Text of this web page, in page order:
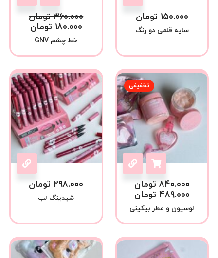
۱۵۰.۰۰۰ تومان
سایه قلمی دو رنگ
۳۶۰.۰۰۰ تومان
۱۸۰.۰۰۰ تومان
خط چشم GNV
تخفیفی
۸۴۰.۰۰۰ تومان
۴۸۹.۰۰۰ تومان
لوسیون و عطر بیکینی
۲۹۸.۰۰۰ تومان
شیدینگ لب